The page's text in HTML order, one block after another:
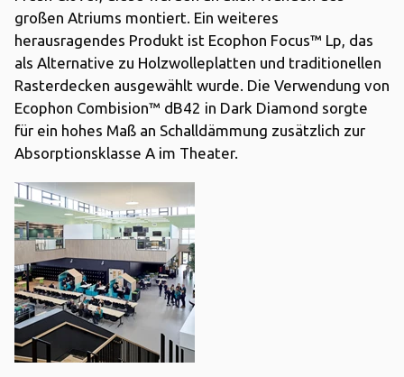
großen Atriums montiert. Ein weiteres
herausragendes Produkt ist Ecophon Focus™ Lp, das
als Alternative zu Holzwolleplatten und traditionellen
Rasterdecken ausgewählt wurde. Die Verwendung von
Ecophon Combision™ dB42 in Dark Diamond sorgte
für ein hohes Maß an Schalldämmung zusätzlich zur
Absorptionsklasse A im Theater.